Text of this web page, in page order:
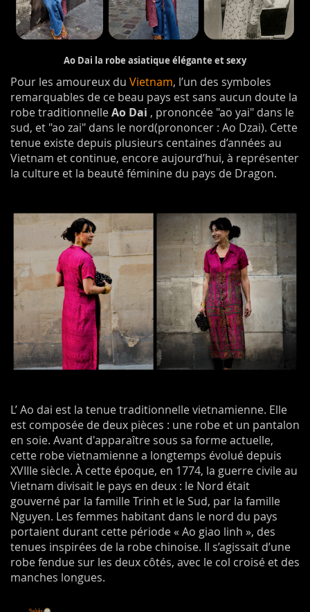
Ao Dai la robe asiatique élégante et sexy
Pour les amoureux du Vietnam, l’un des symboles
remarquables de ce beau pays est sans aucun doute la
robe traditionnelleAo Dai , prononcée "ao yai" dans le
sud, et "ao zai" dans le nord(prononcer : Ao Dzai). Cette
tenue existe depuis plusieurs centaines d’années au
Vietnam et continue, encore aujourd’hui, à représenter
la culture et la beauté féminine du pays de Dragon.
L’ Ao dai est la tenue traditionnelle vietnamienne. Elle
est composée de deux pièces : une robe et un pantalon
en soie. Avant d'apparaître sous sa forme actuelle,
cette robe vietnamienne a longtemps évolué depuis
XVIIIe siècle. À cette époque, en 1774, la guerre civile au
Vietnam divisait le pays en deux : le Nord était
gouverné par la famille Trinh et le Sud, par la famille
Nguyen. Les femmes habitant dans le nord du pays
portaient durant cette période « Ao giao linh », des
tenues inspirées de la robe chinoise. Il s’agissait d’une
robe fendue sur les deux côtés, avec le col croisé et des
manches longues.